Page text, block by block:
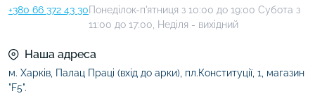
+380 66 372 43 30Понеділок-п'ятниця з 10:00 до 19:00 Субота з
11:00 до 17:00, Неділя - вихідний
Наша адреса
м. Харків, Палац Праці (вхід до арки), пл.Конституції, 1, магазин
"F5".